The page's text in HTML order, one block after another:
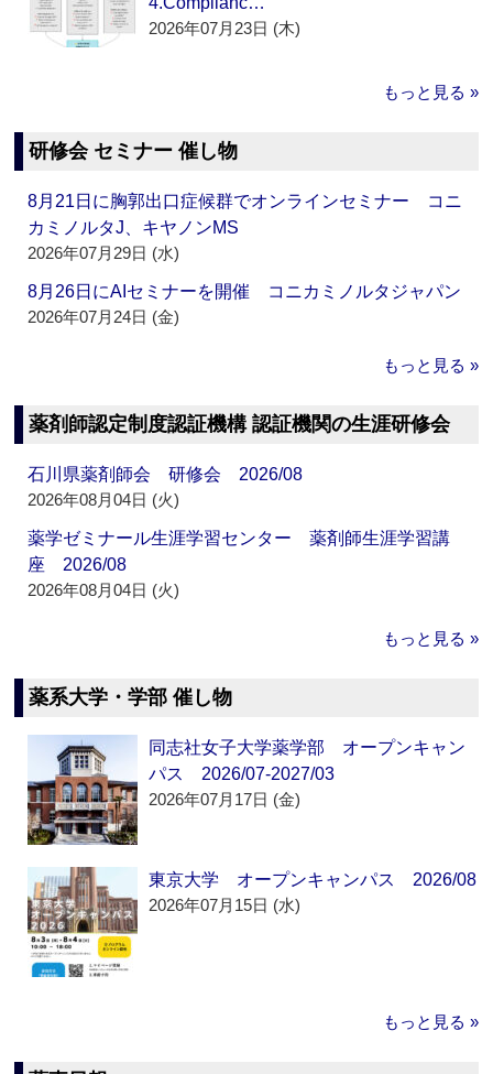
2026年07月23日 (木)
もっと見る »
研修会 セミナー 催し物
8月21日に胸郭出口症候群でオンラインセミナー コニ
カミノルタJ、キヤノンMS
2026年07月29日 (水)
8月26日にAIセミナーを開催 コニカミノルタジャパン
2026年07月24日 (金)
もっと見る »
薬剤師認定制度認証機構 認証機関の生涯研修会
石川県薬剤師会 研修会 2026/08
2026年08月04日 (火)
薬学ゼミナール生涯学習センター 薬剤師生涯学習講
座 2026/08
2026年08月04日 (火)
もっと見る »
薬系大学・学部 催し物
同志社女子大学薬学部 オープンキャン
パス 2026/07-2027/03
2026年07月17日 (金)
東京大学 オープンキャンパス 2026/08
2026年07月15日 (水)
もっと見る »